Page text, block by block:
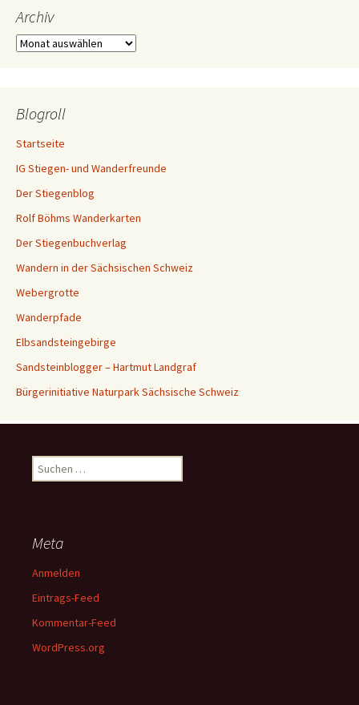
Archiv
Archiv
Blogroll
Startseite
IG Stiegen- und Wanderfreunde
Der Stiegenblog
Rolf Böhms Wanderkarten
Der Stiegenbuchverlag
Wandern in der Sächsischen Schweiz
Webergrotte
Wanderpfade
Elbsandsteingebirge
Sandsteinblogger – Hartmut Landgraf
Bürgerinitiative Naturpark Sächsische Schweiz
Suchen
nach:
Meta
Anmelden
Eintrags-Feed
Kommentar-Feed
WordPress.org